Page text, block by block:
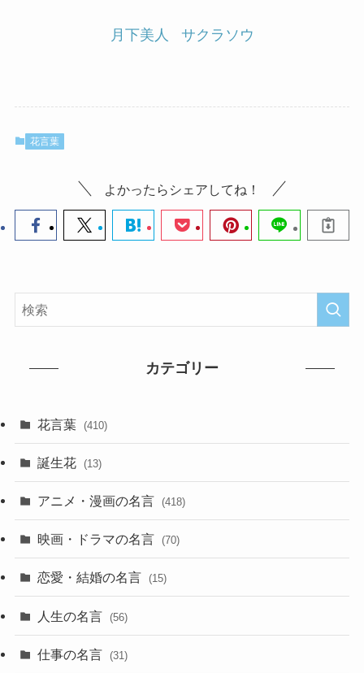
月下美人 サクラソウ
花言葉
よかったらシェアしてね！
カテゴリー
花言葉 (410)
誕生花 (13)
アニメ・漫画の名言 (418)
映画・ドラマの名言 (70)
恋愛・結婚の名言 (15)
人生の名言 (56)
仕事の名言 (31)